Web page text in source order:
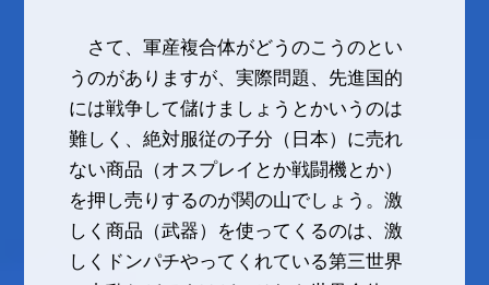
さて、軍産複合体がどうのこうのとい
うのがありますが、実際問題、先進国的
には戦争して儲けましょうとかいうのは
難しく、絶対服従の子分（日本）に売れ
ない商品（オスプレイとか戦闘機とか）
を押し売りするのが関の山でしょう。激
しく商品（武器）を使ってくるのは、激
しくドンパチやってくれている第三世界